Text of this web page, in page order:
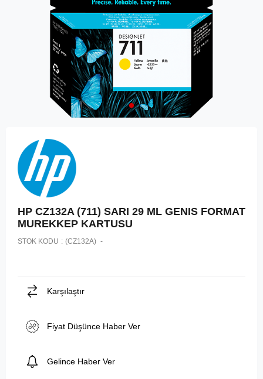
HP CZ132A (711) SARI 29 ML GENIS FORMAT
MUREKKEP KARTUSU
STOK KODU (CZ132A)
Karşılaştır
Fiyat Düşünce Haber Ver
Gelince Haber Ver